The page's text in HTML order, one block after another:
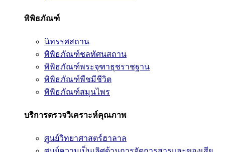
พิพิธภัณฑ์
นิทรรศสถาน
พิพิธภัณฑ์ชลทัศนสถาน
พิพิธภัณฑ์พระจุฑาธุชราชฐาน
พิพิธภัณฑ์พืชมีชีวิต
พิพิธภัณฑ์สมุนไพร
บริการตรวจวิเคราะห์คุณภาพ
ศูนย์วิทยาศาสตร์ฮาลาล